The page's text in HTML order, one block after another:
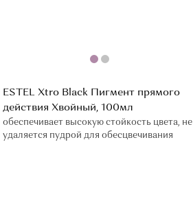
ESTEL Xtro Black Пигмент прямого
действия Хвойный, 100мл
обеспечивает высокую стойкость цвета, не
удаляется пудрой для обесцвечивания